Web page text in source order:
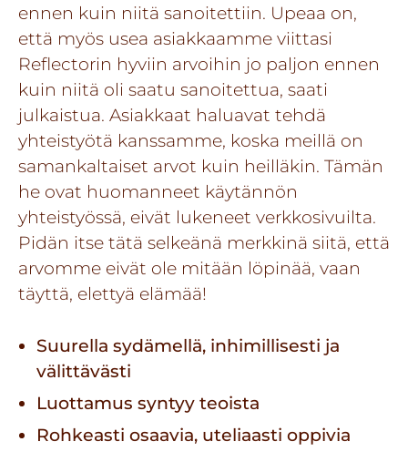
ennen kuin niitä sanoitettiin. Upeaa on,
että myös usea asiakkaamme viittasi
Reflectorin hyviin arvoihin jo paljon ennen
kuin niitä oli saatu sanoitettua, saati
julkaistua. Asiakkaat haluavat tehdä
yhteistyötä kanssamme, koska meillä on
samankaltaiset arvot kuin heilläkin. Tämän
he ovat huomanneet käytännön
yhteistyössä, eivät lukeneet verkkosivuilta.
Pidän itse tätä selkeänä merkkinä siitä, että
arvomme eivät ole mitään löpinää, vaan
täyttä, elettyä elämää!
Suurella sydämellä, inhimillisesti ja
välittävästi
Luottamus syntyy teoista
Rohkeasti osaavia, uteliaasti oppivia